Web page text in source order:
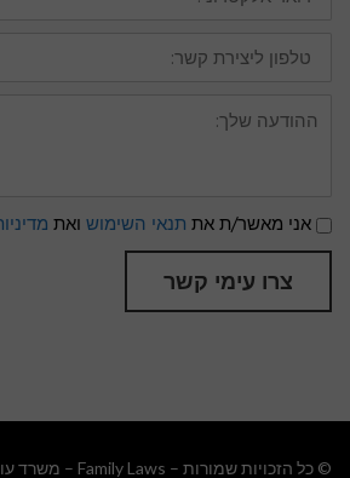
ליצירת
שלך:
תנאי
שימוש
ומדיניות
פרטיות
אני מאשר/ת את תנאי השימוש ואת
צרו עימי קשר
© כל הזכויות שמורות – Family Laws – משרד עו"ד עידן דן –